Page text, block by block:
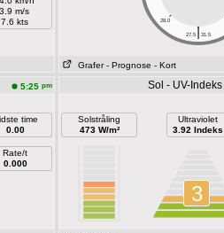
3.9 m/s
7.6 kts
28.0
|
27.5 31.5
Grafer - Prognose - Kort
5:25 pm
time
0.00
Rate/t
0.000
Sol - UV-
Solstråling
473 W/m²
Ultraviolet
3.92 Indeks
3